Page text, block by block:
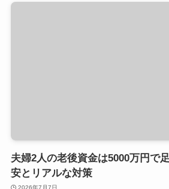
夫婦2人の老後資金は5000万円で
安とリアルな対策
2026年7月7日